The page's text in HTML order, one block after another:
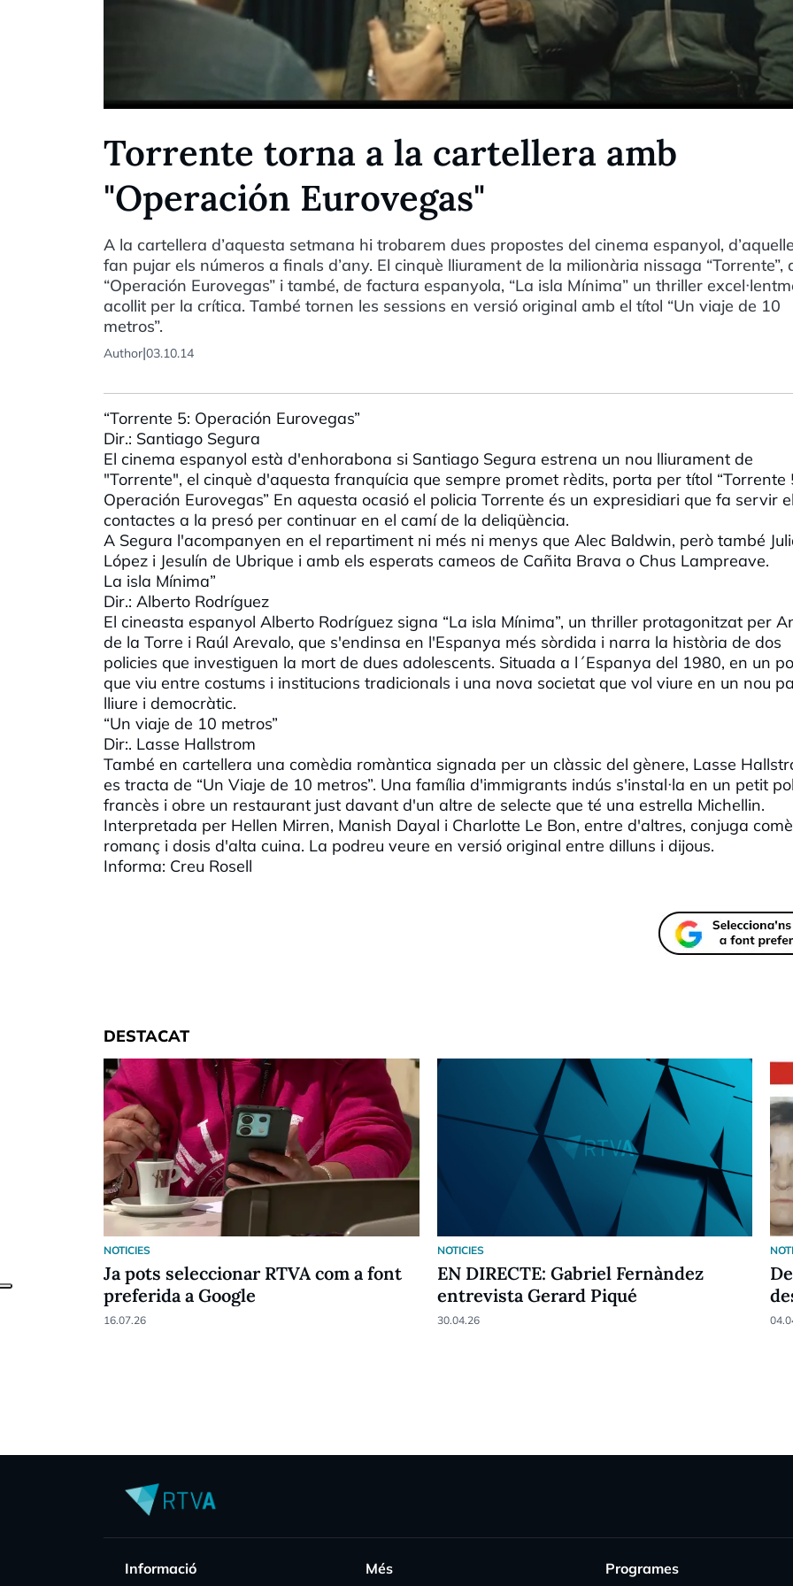
Torrente torna a la cartellera amb
"Operación Eurovegas"
A la cartellera d’aquesta setmana hi trobarem dues propostes del cinema espanyol,
fan pujar els números a finals d’any. El cinquè lliurament de la milionària nissaga “Torrente”,
“Operación Eurovegas” i també, de factura espanyola, “La isla Mínima” un thriller
acollit per la crítica. També tornen les sessions en versió original amb el títol “Un viaje de 10
metros”.
Author|03.10.14
“Torrente 5: Operación Eurovegas”
Dir.: Santiago Segura
El cinema espanyol està d'enhorabona si Santiago Segura estrena un nou lliurament de
"Torrente", el cinquè d'aquesta franquícia que sempre promet rèdits, porta per títol “Torrente
Operación Eurovegas” En aquesta ocasió el policia Torrente és un expresidiari que fa servir
contactes a la presó per continuar en el camí de la deliqüència.
A Segura l'acompanyen en el repartiment ni més ni menys que Alec Baldwin, però també
López i Jesulín de Ubrique i amb els esperats cameos de Cañita Brava o Chus Lampreave.
La isla Mínima”
Dir.: Alberto Rodríguez
El cineasta espanyol Alberto Rodríguez signa “La isla Mínima”, un thriller protagonitzat per
de la Torre i Raúl Arevalo, que s'endinsa en l'Espanya més sòrdida i narra la història de dos
policies que investiguen la mort de dues adolescents. Situada a l´Espanya del 1980, en un
que viu entre costums i institucions tradicionals i una nova societat que vol viure en un nou
lliure i democràtic.
“Un viaje de 10 metros”
Dir:. Lasse Hallstrom
També en cartellera una comèdia romàntica signada per un clàssic del gènere, Lasse
es tracta de “Un Viaje de 10 metros”. Una família d'immigrants indús s'instal·la en un petit
francès i obre un restaurant just davant d'un altre de selecte que té una estrella Michellin.
Interpretada per Hellen Mirren, Manish Dayal i Charlotte Le Bon, entre d'altres, conjuga
romanç i dosis d'alta cuina. La podreu veure en versió original entre dilluns i dijous.
Informa: Creu Rosell
DESTACAT
NOTICIES
Ja pots seleccionar RTVA com a font
preferida a Google
16.07.26
NOTICIES
EN DIRECTE: Gabriel Fernàndez
entrevista Gerard Piqué
30.04.26
Informació
Més
Programes